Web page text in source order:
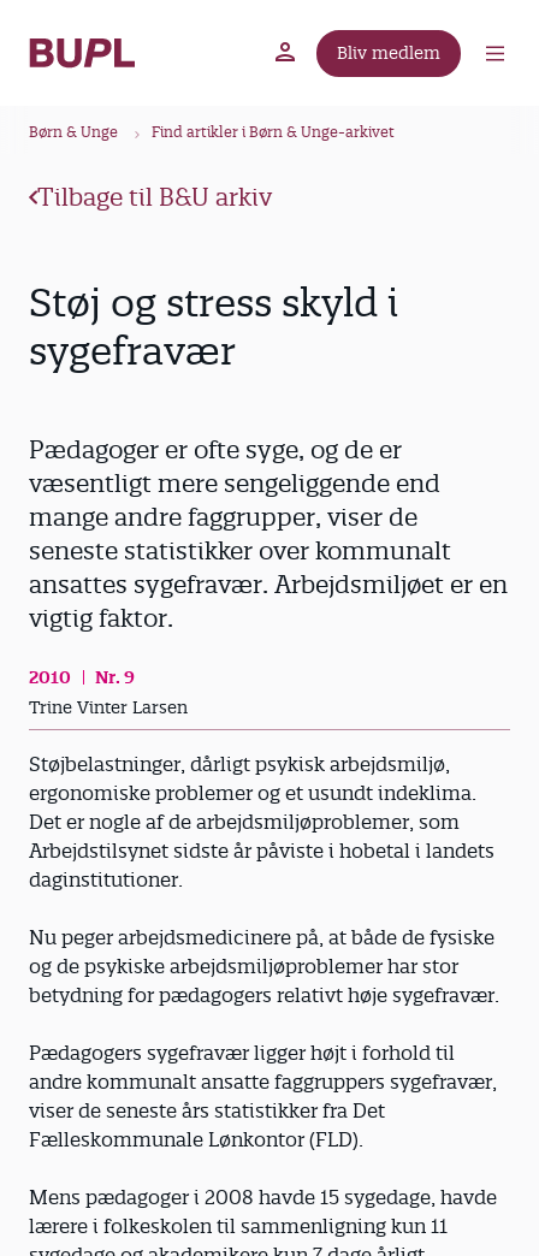
Bliv medlem
Børn & Unge Find artikler i Børn & Unge-arkivet
Tilbage til B&U arkiv
Støj og stress skyld i
sygefravær
Pædagoger er ofte syge, og de er
væsentligt mere ­sengeliggende end
mange andre faggrupper, viser de
seneste statistikker over kommunalt
ansattes syge­fravær. Arbejdsmiljøet er en
vigtig faktor.
2010
Nr. 9
Trine Vinter Larsen
Støjbelastninger, dårligt psykisk arbejdsmiljø,
ergonomiske problemer og et usundt indeklima.
Det er nogle af de arbejdsmiljøproblemer, som
Arbejdstilsynet sidste år påviste i hobetal i landets
daginstitutioner.
Nu peger arbejdsmedicinere på, at både de fysiske
og de psykiske arbejdsmiljøproblemer har stor
betydning for pædagogers relativt høje sygefravær.
Pædagogers sygefravær ligger højt i forhold til
andre kommunalt ansatte faggruppers syge­fravær,
viser de seneste års statistikker fra Det
Fælleskommunale Lønkontor (FLD).
Mens pædagoger i 2008 havde 15 sygedage, havde
lærere i folkeskolen til sammenligning kun 11